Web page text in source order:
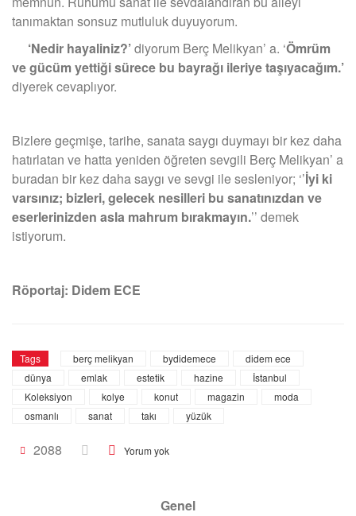
tanımaktan sonsuz mutluluk duyuyorum.
‘Nedir hayaliniz?’diyorum Berç Melikyan’ a. ‘Ömrüm
ve gücüm yettiği sürece bu bayrağı ileriye taşıyacağım.’
diyerek cevaplıyor.
Bizlere geçmişe, tarihe, sanata saygı duymayı bir kez daha
hatırlatan ve hatta yeniden öğreten sevgili Berç Melikyan’ a
buradan bir kez daha saygı ve sevgi ile sesleniyor; ‘’İyi ki
varsınız; bizleri, gelecek nesilleri bu sanatınızdan ve
eserlerinizden asla mahrum bırakmayın.’’ demek
istiyorum.
Röportaj: Didem ECE
Tags berç melikyan bydidemece
didem ece
dünya
emlak estetik hazine
İstanbul
Koleksiyon
kolye konut magazin
moda
osmanlı
sanat takı yüzük
2088 Yorum yok
Genel